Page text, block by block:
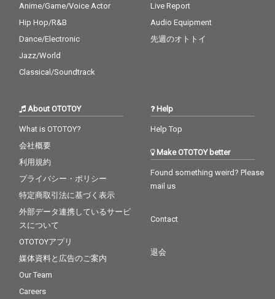
Anime/Game/Voice Actor
Hip Hop/R&B
Dance/Electronic
Jazz/World
Classical/Soundtrack
Live Report
Audio Equipment
先週のオトトイ
About OTOTOY
What is OTOTOY?
会社概要
利用規約
プライバシー・ポリシー
特定商取引法に基づく表示
外部データ連携しているサービ
スについて
OTOTOYアプリ
媒体資料と広告のご案内
Our Team
Careers
Help
Help Top
Make OTOTOY better
Found something weird? Please
mail us
Contact
退会